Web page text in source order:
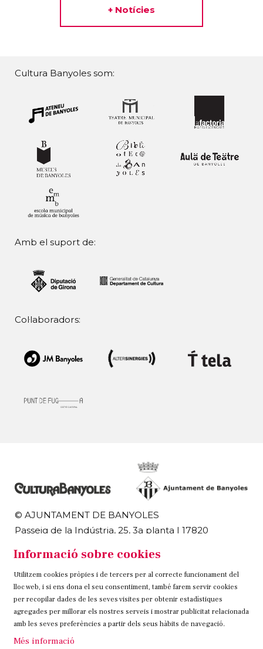
+ Notícies
Cultura Banyoles som:
Amb el suport de:
Col·laboradors:
© AJUNTAMENT DE BANYOLES
Passeig de la Indústria, 25, 3a planta | 17820
972 58 18 48 | 972 57 00 50
Sitemap Avís Legal Ús de Cookies Contacteu
Link a instagram
Link a twitter
Link a facebook
Informació sobre cookies
Utilitzem cookies pròpies i de tercers per al correcte funcionament del
lloc web, i si ens dona el seu consentiment, també farem servir cookies
per recopilar dades de les seves visites per obtenir estadístiques
agregades per millorar els nostres serveis i mostrar publicitat relacionada
amb les seves preferències a partir dels seus hàbits de navegació.
Més informació